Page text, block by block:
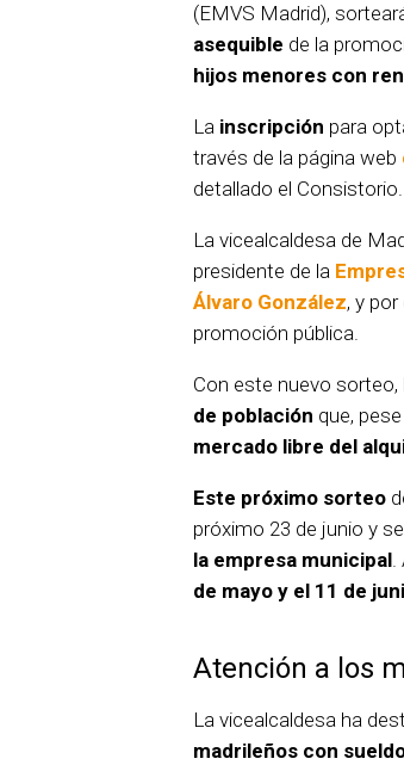
(EMVS Madrid),
asequible de la
hijos menores con
La inscripción para
través de la página web
detallado el Consistorio.
La vicealcaldesa de
presidente de la
Álvaro González, y
promoción pública.
Con este nuevo sorteo,
de población que,
mercado libre del
Este próximo sorteo
próximo 23 de junio y
la empresa municipal.
de mayo y el 11 de
Atención a los
La vicealcaldesa ha
madrileños con